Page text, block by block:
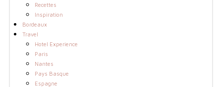
Recettes
Inspiration
Bordeaux
Travel
Hotel Experience
Paris
Nantes
Pays Basque
Espagne